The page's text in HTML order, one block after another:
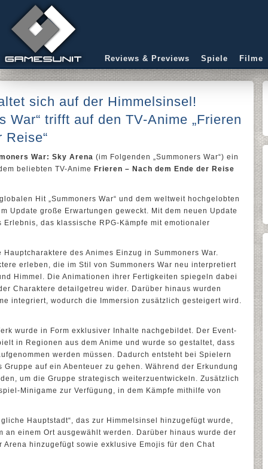
Reviews & Previews Spiele Filme
sich auf der Himmelsinsel!
War“ trifft auf den TV-Anime „Frieren
Reise“
War: Sky Arena (im Folgenden „Summoners War“) ein
beliebten TV-Anime Frieren – Nach dem Ende der Reise
Hit „Summoners War“ und dem weltweit hochgelobten
Update große Erwartungen geweckt. Mit dem neuen Update
das klassische RPG-Kämpfe mit emotionaler
des Animes Einzug in Summoners War.
erleben, die im Stil von Summoners War neu interpretiert
Himmel. Die Animationen ihrer Fertigkeiten spiegeln dabei
Charaktere detailgetreu wider. Darüber hinaus wurden
integriert, wodurch die Immersion zusätzlich gesteigert wird.
wurde in Form exklusiver Inhalte nachgebildet. Der Event-
in Regionen aus dem Anime und wurde so gestaltet, dass
werden müssen. Dadurch entsteht bei Spielern
auf ein Abenteuer zu gehen. Während der Erkundung
um die Gruppe strategisch weiterzuentwickeln. Zusätzlich
Minigame zur Verfügung, in dem Kämpfe mithilfe von
Hauptstadt“, das zur Himmelsinsel hinzugefügt wurde,
an einem Ort ausgewählt werden. Darüber hinaus wurde der
Arena hinzugefügt sowie exklusive Emojis für den Chat